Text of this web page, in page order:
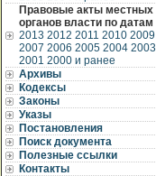
Правовые акты местных
органов власти по датам
2013 2012 2011 2010 2009
2007 2006 2005 2004 2003
2001 2000 и ранее
Архивы
Кодексы
Законы
Указы
Постановления
Поиск документа
Полезные ссылки
Контакты